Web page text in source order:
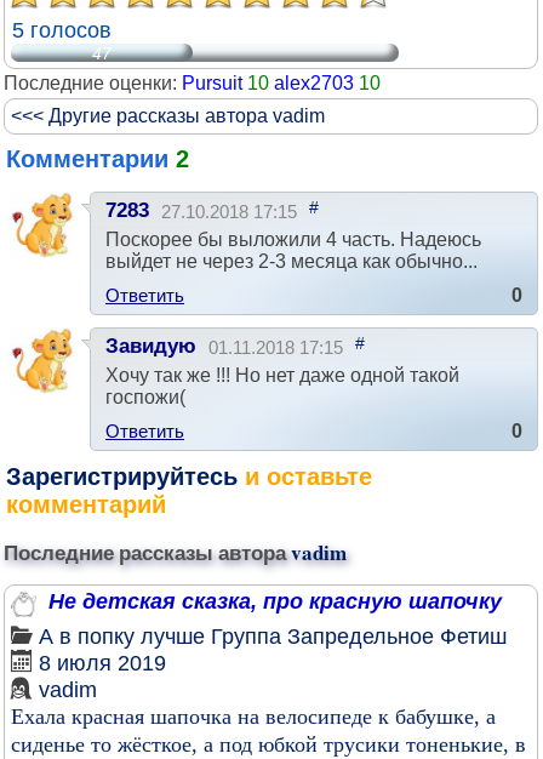
5 голосов
47
Последние оценки: Pursuit 10 alex2703 10
<<< Другие рассказы автора vadim
Комментарии 2
7283 27.10.2018 17:15 #
Поскорее бы выложили 4 часть. Надеюсь
выйдет не через 2-3 месяца как обычно...
Ответить
0
Завидую 01.11.2018 17:15 #
Хочу так же !!! Но нет даже одной такой
госпожи(
Ответить
0
Зарегистрируйтесь и оставьте
комментарий
Последние рассказы автораvadim
Не детская сказка, про красную шапочку
А в попку лучше Группа Запредельное Фетиш
8 июля 2019
vadim
Ехала красная шапочка на велосипеде к бабушке, а
сиденье то жёсткое, а под юбкой трусики тоненькие, в